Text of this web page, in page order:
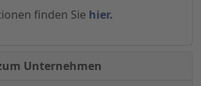
finden Sie hier.
Unternehmen